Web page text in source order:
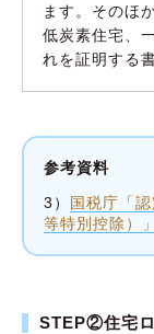
ます。そのほ
低炭素住宅、
れを証明する
参考資料
3）
国税庁「
等特別控除）」
STEP②住宅